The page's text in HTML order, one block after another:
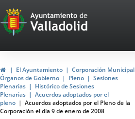
Portal
Web
del
Ayuntamiento
de
Valladolid
HomeEl Ayuntamiento
Corporación Municipal
Órganos de Gobierno
Pleno
Sesiones
Plenarias
Histórico de Sesiones
Plenarias
Acuerdos adoptados por el
pleno
Acuerdos adoptados por el Pleno de la
Corporación el día 9 de enero de 2008